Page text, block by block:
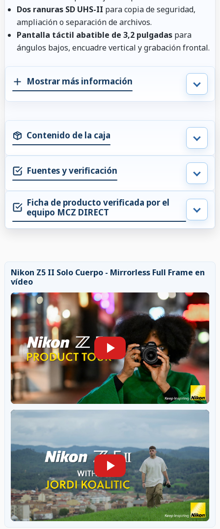
Dos ranuras SD UHS-II para copia de seguridad,
ampliación o separación de archivos.
Pantalla táctil abatible de 3,2 pulgadas para
ángulos bajos, encuadre vertical y grabación frontal.
Mostrar más información
Contenido de la caja
Fuentes y verificación
Ficha de producto verificada por el
equipo MCZ DIRECT
Nikon Z5 II Solo Cuerpo - Mirrorless Full Frame en
vídeo